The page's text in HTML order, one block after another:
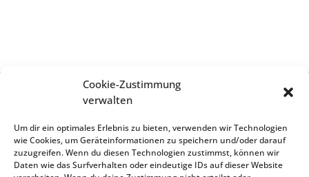
Cookie-Zustimmung
verwalten
Um dir ein optimales Erlebnis zu bieten, verwenden wir Technologien
wie Cookies, um Geräteinformationen zu speichern und/oder darauf
zuzugreifen. Wenn du diesen Technologien zustimmst, können wir
Daten wie das Surfverhalten oder eindeutige IDs auf dieser Website